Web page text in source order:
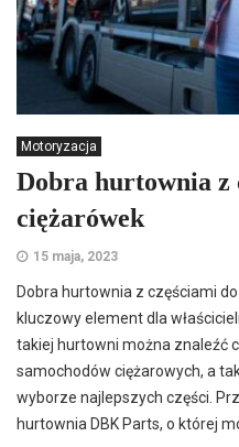
Motoryzacja
Dobra hurtownia z
ciężarówek
15 maja, 2023
Dobra hurtownia z częściami
kluczowy element dla
takiej hurtowni można znaleźć
samochodów ciężarowych, a
wyborze najlepszych części.
hurtownia DBK Parts, o której